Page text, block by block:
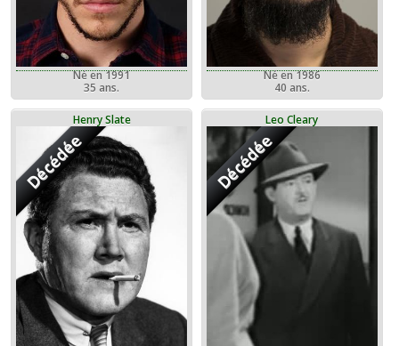
Né en 1991
35 ans.
Né en 1986
40 ans.
Henry Slate
Décédée
Leo Cleary
Décédée